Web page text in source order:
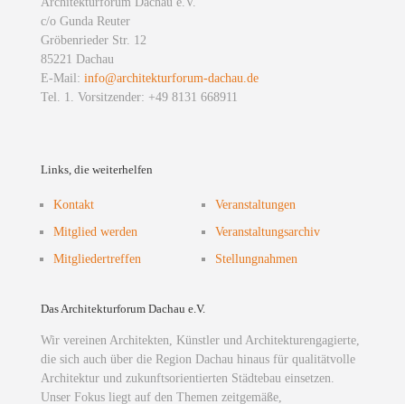
c/o Gunda Reuter
Gröbenrieder Str. 12
85221 Dachau
E-Mail: info@architekturforum-dachau.de
Tel. 1. Vorsitzender: +49 8131 668911
Links, die weiterhelfen
Kontakt
Mitglied werden
Mitgliedertreffen
Veranstaltungen
Veranstaltungsarchiv
Stellungnahmen
Das Architekturforum Dachau e.V.
Wir vereinen Architekten, Künstler und Architekturengagierte,
die sich auch über die Region Dachau hinaus für qualitätvolle
Architektur und zukunftsorientierten Städtebau einsetzen.
Unser Fokus liegt auf den Themen zeitgemäße,